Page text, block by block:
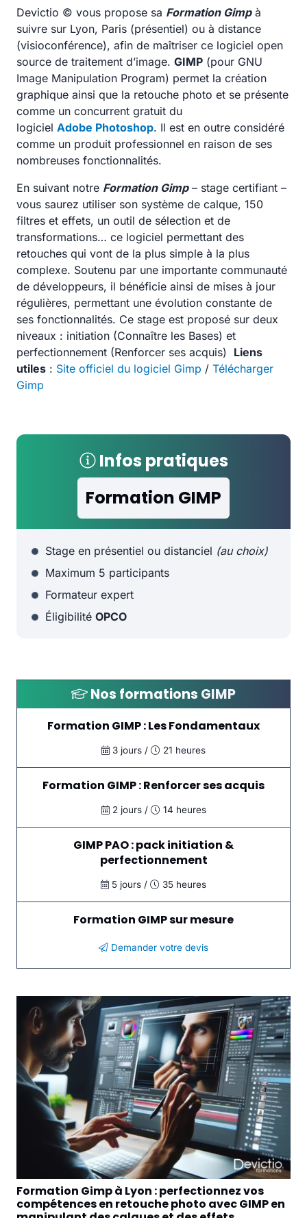
Devictio © vous propose sa Formation Gimpà
suivre sur Lyon, Paris (présentiel) ou à distance
(visioconférence), afin de maîtriser ce logiciel open
source de traitement d’image. GIMP (pour GNU
Image Manipulation Program) permet la création
graphique ainsi que la retouche photo et se présente
comme un concurrent gratuit du
logiciel Adobe Photoshop. Il est en outre considéré
comme un produit professionnel en raison de ses
nombreuses fonctionnalités.
En suivant notre Formation Gimp– stage certifiant –
vous saurez utiliser son système de calque, 150
filtres et effets, un outil de sélection et de
transformations… ce logiciel permettant des
retouches qui vont de la plus simple à la plus
complexe. Soutenu par une importante communauté
de développeurs, il bénéficie ainsi de mises à jour
régulières, permettant une évolution constante de
ses fonctionnalités. Ce stage est proposé sur deux
niveaux : initiation (Connaître les Bases) et
perfectionnement (Renforcer ses acquis) Liens
utiles : Site officiel du logiciel Gimp / Télécharger
Gimp
Infos pratiques
Formation GIMP
Stage en présentiel ou distanciel (au choix)
Maximum 5 participants
Formateur expert
Éligibilité OPCO
Nos formations GIMP
Formation GIMP : Les Fondamentaux
3 jours / 21 heures
Formation GIMP : Renforcer ses acquis
2 jours / 14 heures
GIMP PAO : pack initiation &
perfectionnement
5 jours / 35 heures
Formation GIMP sur mesure
Demander votre devis
Formation Gimp à Lyon : perfectionnez vos
compétences en retouche photo avec GIMP en